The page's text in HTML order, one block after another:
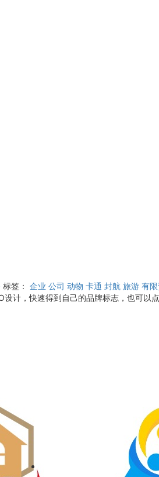
标签： 企业 公司 动物 卡通 封航 旅游 有
计，快速得到自己的品牌标志，也可以